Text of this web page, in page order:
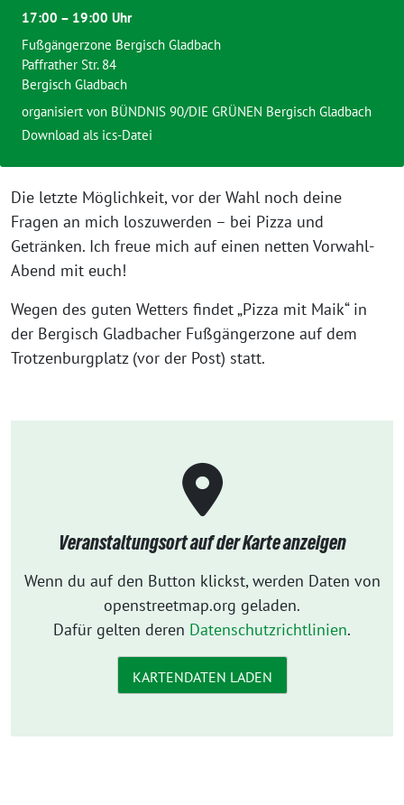
Die letzte Möglichkeit, vor der Wahl noch deine
Fragen an mich loszuwerden – bei Pizza und
Getränken. Ich freue mich auf einen netten Vorwahl-
Abend mit euch!
Wegen des guten Wetters findet „Pizza mit Maik“ in
der Bergisch Gladbacher Fußgängerzone auf dem
Trotzenburgplatz (vor der Post) statt.
17:00 – 19:00 Uhr
Fußgängerzone Bergisch Gladbach
Paffrather Str. 84
Bergisch Gladbach
organisiert von BÜNDNIS 90/DIE GRÜNEN Bergisch Gladbach
Download als ics-Datei
Veranstaltungsort auf der Karte anzeigen
Wenn du auf den Button klickst, werden Daten von
openstreetmap.org geladen.
Dafür gelten deren Datenschutzrichtlinien.
KARTENDATEN LADEN